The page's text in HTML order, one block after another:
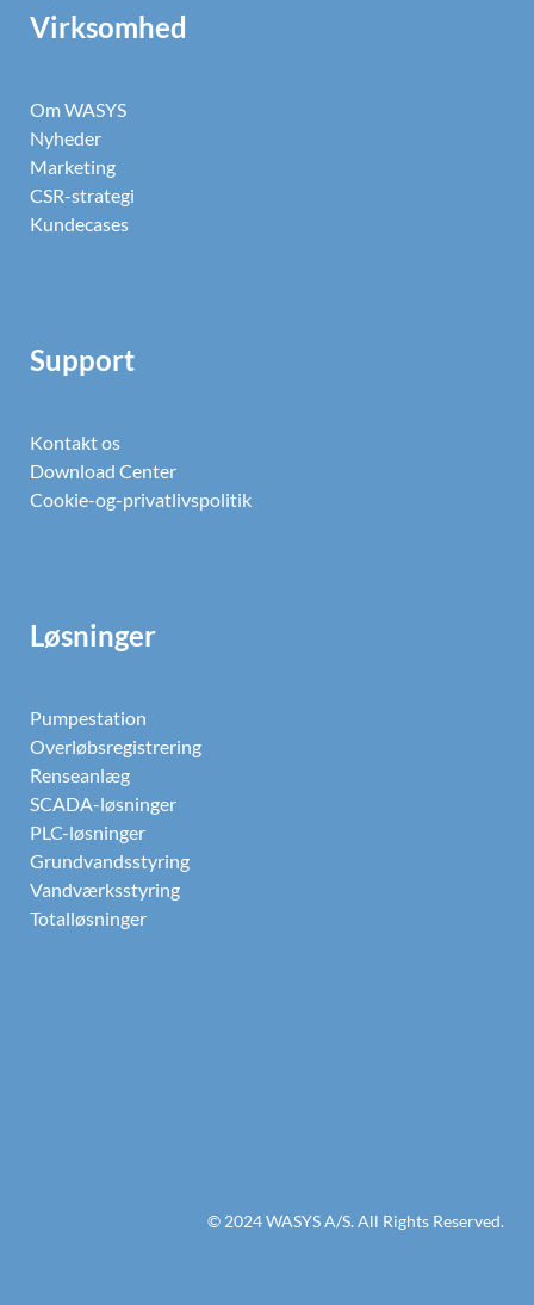
Virksomhed
Om WASYS
Nyheder
Marketing
CSR-strategi
Kundecases
Support
Kontakt os
Download Center
Cookie-og-privatlivspolitik
Løsninger
Pumpestation
Overløbsregistrering
Renseanlæg
SCADA-løsninger
PLC-løsninger
Grundvandsstyring
Vandværksstyring
Totalløsninger
© 2024 WASYS A/S. All Rights Reserved.